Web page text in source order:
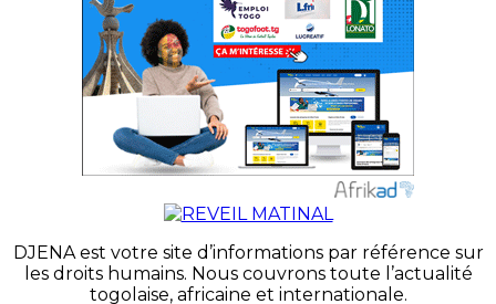
DJENA est votre site d’informations par référence sur
les droits humains. Nous couvrons toute l’actualité
togolaise, africaine et internationale.